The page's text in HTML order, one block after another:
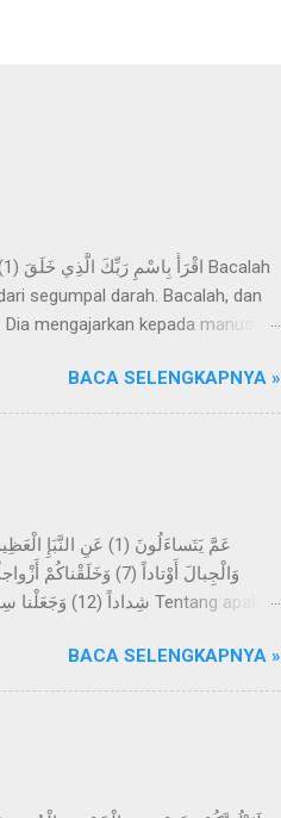
segumpal darah. Bacalah, dan
mengajarkan kepada manusia
wahyu yang disampaikan
melihat suatu mimpi, melainkan
dan beliau sering datang ke Gua
BACA SELENGKAPNYA »
telah menjadikan bumi itu
pasangan, dan Kami jadikan
BACA SELENGKAPNYA »